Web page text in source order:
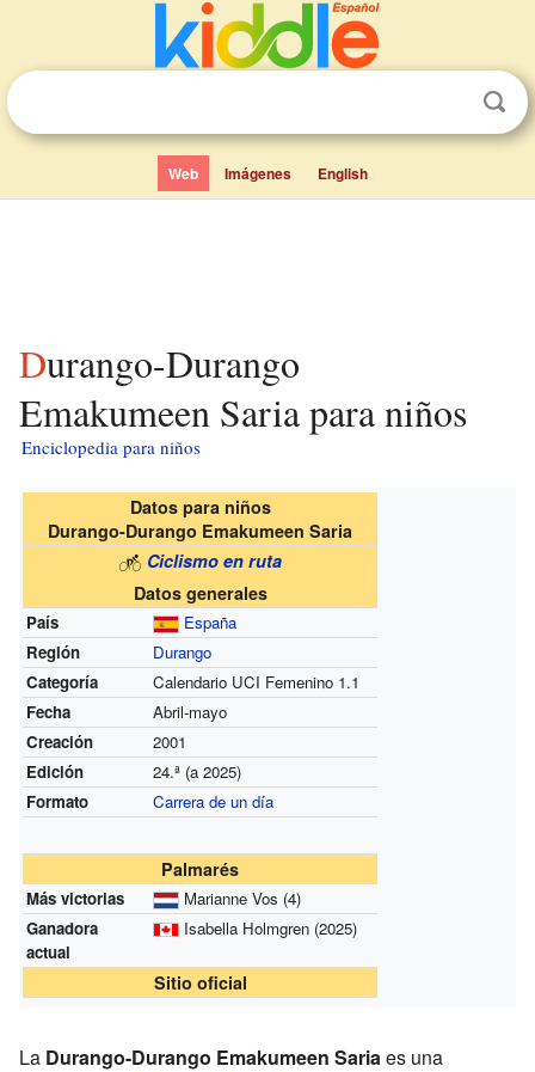
Web Imágenes English
Durango-Durango
Emakumeen Saria para niños
Enciclopedia para niños
Datos para niños
Durango-Durango Emakumeen Saria
Ciclismo en ruta
Datos generales
País
España
Región
Durango
Categoría
Calendario UCI Femenino 1.1
Fecha
Abril-mayo
Creación
2001
Edición
24.ª (a 2025)
Formato
Carrera de un día
Palmarés
Más victorias
Marianne Vos (4)
Ganadora
actual
Isabella Holmgren (2025)
Sitio oficial
La Durango-Durango Emakumeen Sariaes una